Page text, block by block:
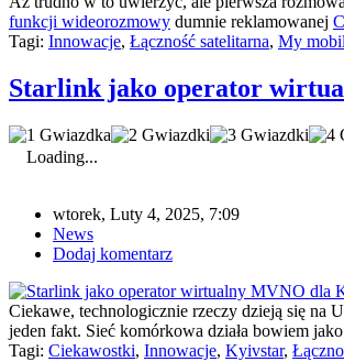
funkcji wideorozmowy dumnie reklamowanej
Tagi: Innowacje, Łączność satelitarna, My
Starlink jako operator
Loading...
wtorek, Luty 4, 2025, 7:09
News
Dodaj komentarz
Ciekawe, technologicznie rzeczy dzieją się na
jeden fakt. Sieć komórkowa działa bowiem
Tagi: Ciekawostki, Innowacje, Kyivstar,